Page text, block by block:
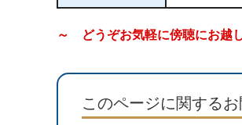
～ どうぞお気軽に傍聴にお越
このページに関する